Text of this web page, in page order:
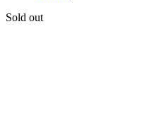
Sold out